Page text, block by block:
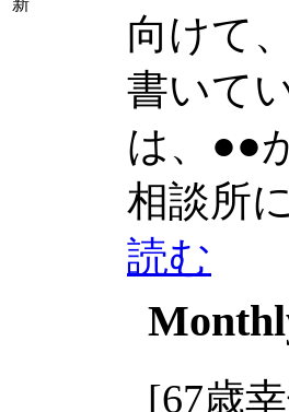
新
向けて
書いて
は、●●
相談所
読む
[67歳